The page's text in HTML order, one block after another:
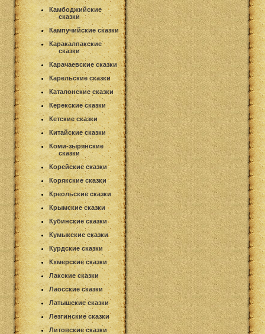
Камбоджийские
сказки
Кампучийские сказки
Каракалпакские
сказки
Карачаевские сказки
Карельские сказки
Каталонские сказки
Керекские сказки
Кетские сказки
Китайские сказки
Коми-зырянские
сказки
Корейские сказки
Корякские сказки
Креольские сказки
Крымские сказки
Кубинские сказки
Кумыкские сказки
Курдские сказки
Кхмерские сказки
Лакские сказки
Лаосские сказки
Латышские сказки
Лезгинские сказки
Литовские сказки